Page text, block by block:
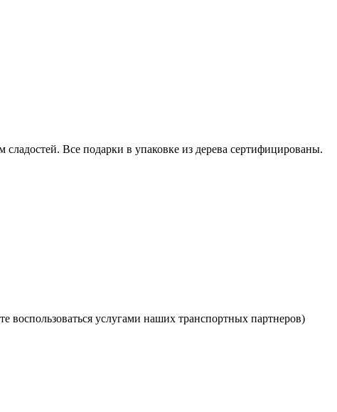
Все подарки в упаковке из дерева сертифицированы.
услугами наших транспортных партнеров)